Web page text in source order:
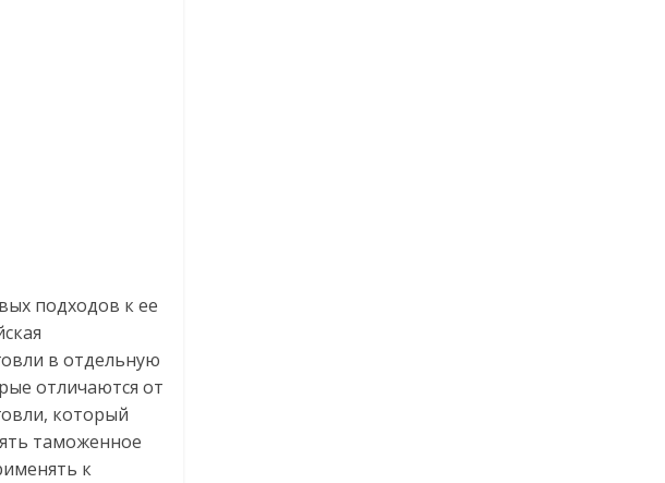
подходов к ее
в отдельную
отличаются от
который
таможенное
к